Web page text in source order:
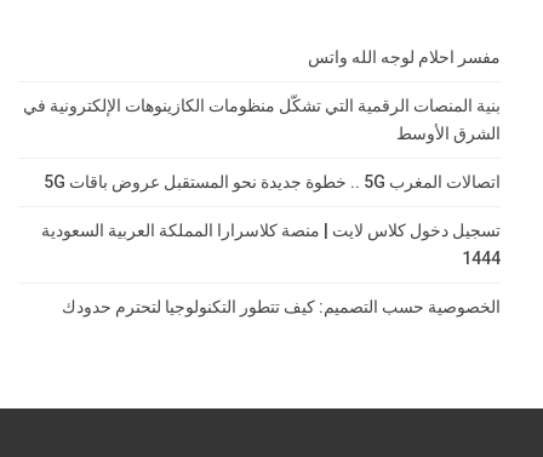
مفسر احلام لوجه الله واتس
بنية المنصات الرقمية التي تشكّل منظومات الكازينوهات الإلكترونية في
الشرق الأوسط
اتصالات المغرب 5G .. خطوة جديدة نحو المستقبل عروض باقات 5G
تسجيل دخول كلاس لايت | منصة كلاسرارا المملكة العربية السعودية
1444
الخصوصية حسب التصميم: كيف تتطور التكنولوجيا لتحترم حدودك